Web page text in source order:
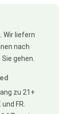
Wir liefern
nach
gehen.
zu 21+
FR.